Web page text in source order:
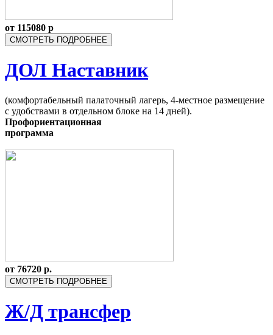
от 115080 р
СМОТРЕТЬ ПОДРОБНЕЕ
ДОЛ Наставник
(комфортабельный палаточный лагерь, 4-местное размещение
с удобствами в отдельном блоке на 14 дней).
Профориентационная
программа
от 76720 р.
СМОТРЕТЬ ПОДРОБНЕЕ
Ж/Д трансфер